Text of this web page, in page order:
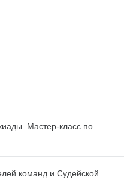
Мастер-класс по
команд и Судейской